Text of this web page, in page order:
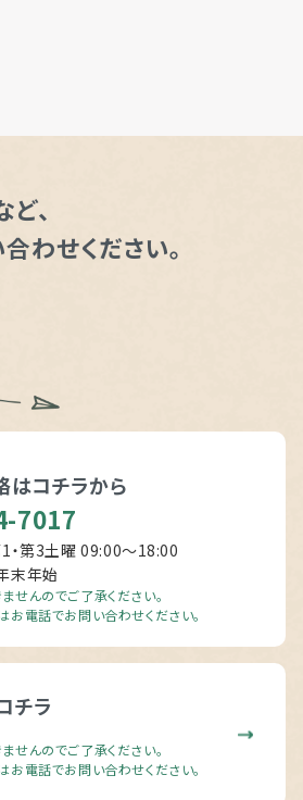
ど、
わせください。
はコチラから
7017
・第3土曜 09:00〜18:00
末年始
んのでご了承ください。
電話でお問い合わせください。
チラ
んのでご了承ください。
電話でお問い合わせください。